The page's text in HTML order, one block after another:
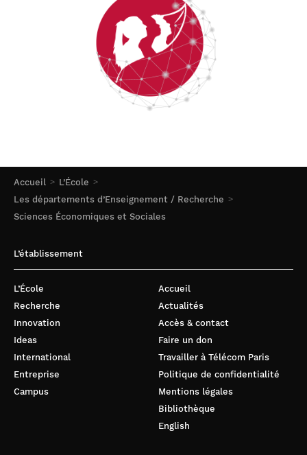
Accueil
L’École
Les départements d’Enseignement / Recherche
Sciences Économiques et Sociales
L’établissement
L’École
Recherche
Innovation
Ideas
International
Entreprise
Campus
Accueil
Actualités
Accès & contact
Faire un don
Travailler à Télécom Paris
Politique de confidentialité
Mentions légales
Bibliothèque
English